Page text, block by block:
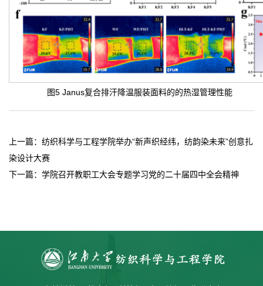
图5 Janus复合排汗降温服装面料的的热湿管理性能
上一篇： 纺织科学与工程学院举办“新声织经纬，纺韵染未来”创意扎
染设计大赛
下一篇： 学院召开教职工大会专题学习党的二十届四中全会精神